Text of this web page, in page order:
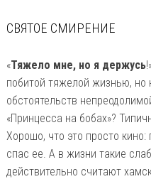
СВЯТОЕ СМИРЕНИЕ
«Тяжело мне, но я держусь
побитой тяжелой жизнью, но
обстоятельств
«Принцесса на бобах»?
Хорошо, что это просто
спас ее. А в жизни такие
действительно считают